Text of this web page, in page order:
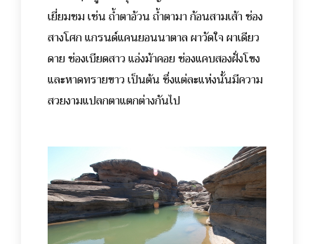
เยี่ยมชม เช่น ถ้ำตาอ้วน ถ้ำตามา ก้อนสามเส้า ช่อง
สางโศก แกรนด์แคนยอนนาตาล ผาวัดใจ ผาเดียว
ดาย ช่องเบียดสาว แอ่งม้าคอย ช่องแคบสองฝั่งโขง
และหาดทรายขาว เป็นต้น ซึ่งแต่ละแห่งนั้นมีความ
สวยงามแปลกตาแตกต่างกันไป